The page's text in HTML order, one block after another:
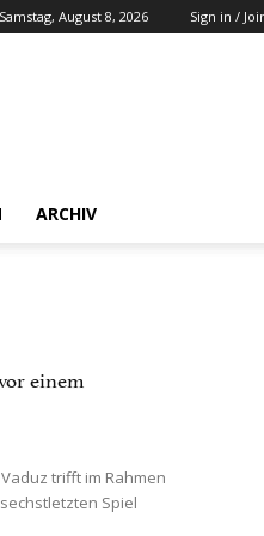
Samstag, August 8, 2026 Sign in /
ARCHIV
einem
trifft im Rahmen
Spiel